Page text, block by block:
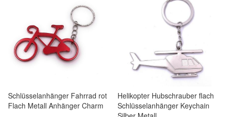
Schlüsselanhänger Fahrrad rot
Flach Metall Anhänger Charm
Helikopter Hubschrauber flach
Schlüsselanhänger Keychain